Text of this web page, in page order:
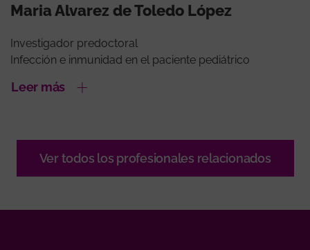
Maria Alvarez de Toledo López
Investigador predoctoral
Infección e inmunidad en el paciente pediátrico
Leer más
Ver todos los profesionales relacionados